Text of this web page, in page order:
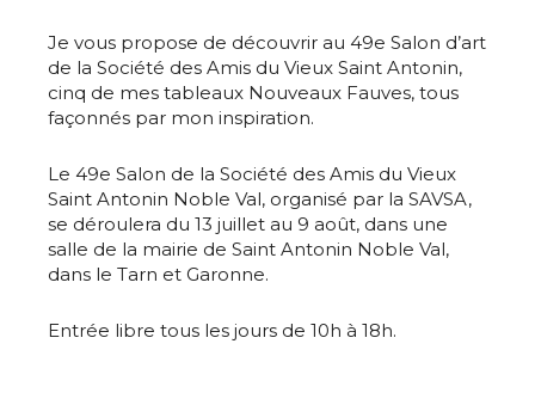
Je vous propose de découvrir au 49e Salon d’art
de la Société des Amis du Vieux Saint Antonin,
cinq de mes tableaux Nouveaux Fauves, tous
façonnés par mon inspiration.
Le 49e Salon de la Société des Amis du Vieux
Saint Antonin Noble Val, organisé par la SAVSA,
se déroulera du 13 juillet au 9 août, dans une
salle de la mairie de Saint Antonin Noble Val,
dans le Tarn et Garonne.
Entrée libre tous les jours de 10h à 18h.